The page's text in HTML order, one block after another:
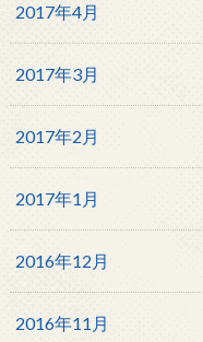
2017年4月
2017年3月
2017年2月
2017年1月
2016年12月
2016年11月